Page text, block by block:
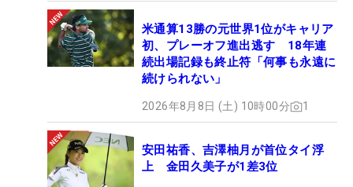
米通算13勝の元世界1位がキャリア
初、プレーオフ進出逃す 18年連
続出場記録も終止符「何事も永遠に
続けられない」
2026年8月8日 (土) 10時00分 1
安田祐香、吉澤柚月が首位タイ浮
上 金田久美子が1差3位